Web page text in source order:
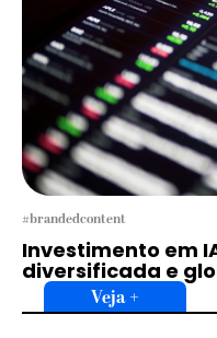
#brandedcontent
Investimento em
diversificada e
Veja +